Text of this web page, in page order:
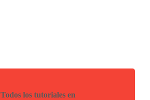
Todos los tutoriales en